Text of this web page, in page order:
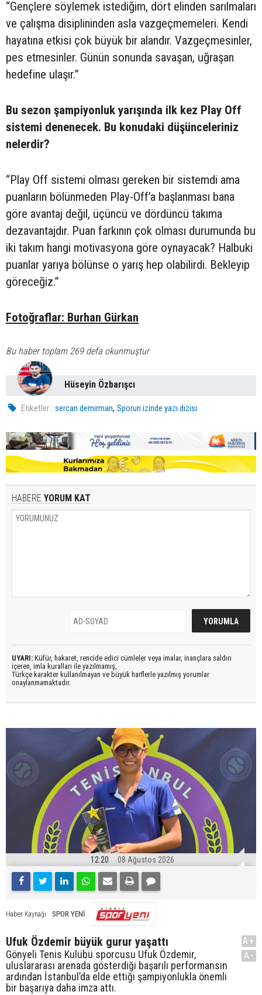
“Gençlere söylemek istediğim, dört elinden sarılmaları
ve çalışma disiplininden asla vazgeçmemeleri. Kendi
hayatına etkisi çok büyük bir alandır. Vazgeçmesinler,
pes etmesinler. Günün sonunda savaşan, uğraşan
hedefine ulaşır.”
Bu sezon şampiyonluk yarışında ilk kez Play Off
sistemi denenecek. Bu konudaki düşünceleriniz
nelerdir?
“Play Off sistemi olması gereken bir sistemdi ama
puanların bölünmeden Play-Off’a başlanması bana
göre avantaj değil, üçüncü ve dördüncü takıma
dezavantajdır. Puan farkının çok olması durumunda bu
iki takım hangi motivasyona göre oynayacak? Halbuki
puanlar yarıya bölünse o yarış hep olabilirdi. Bekleyip
göreceğiz.”
Fotoğraflar: Burhan Gürkan
Bu haber toplam 269 defa okunmuştur
Hüseyin Özbarışcı
Etiketler : sercan demirman,Sporun izinde yazı dizisi
HABERE YORUM KAT
UYARI: Küfür, hakaret, rencide edici cümleler veya imalar, inançlara saldırı
içeren, imla kuralları ile yazılmamış,
Türkçe karakter kullanılmayan ve büyük harflerle yazılmış yorumlar
onaylanmamaktadır.
12:20 08 Ağustos 2026
Haber Kaynağı SPOR YENİ
Ufuk Özdemir büyük gurur yaşattı
Gönyeli Tenis Kulübü sporcusu Ufuk Özdemir,
uluslararası arenada gösterdiği başarılı performansın
ardından İstanbul’da elde ettiği şampiyonlukla önemli
bir başarıya daha imza attı.
A+
A-